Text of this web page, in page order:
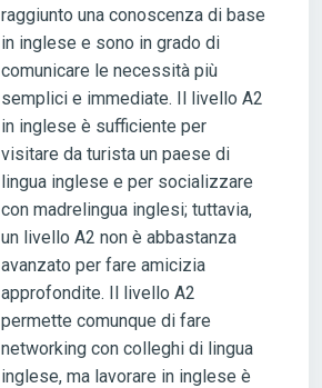
raggiunto una conoscenza di base
in inglese e sono in grado di
comunicare le necessità più
semplici e immediate. Il livello A2
in inglese è sufficiente per
visitare da turista un paese di
lingua inglese e per socializzare
con madrelingua inglesi; tuttavia,
un livello A2 non è abbastanza
avanzato per fare amicizia
approfondite. Il livello A2
permette comunque di fare
networking con colleghi di lingua
inglese, ma lavorare in inglese è